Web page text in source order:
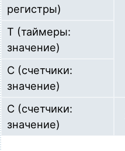
регистры)
T (таймеры:
значение)
C (счетчики:
значение)
C (счетчики:
значение)